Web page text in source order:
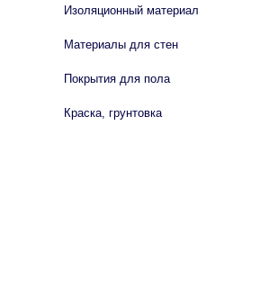
Изоляционный материал
Материалы для стен
Покрытия для пола
Краска, грунтовка